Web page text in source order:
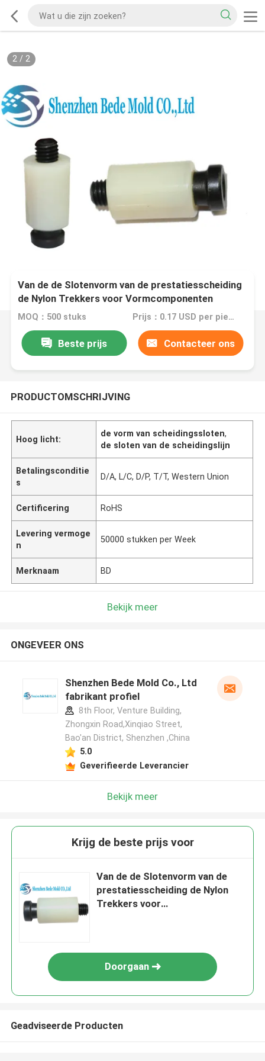
2/ 2
Van de de Slotenvorm van de prestatiesscheiding
de Nylon Trekkers voor Vormcomponenten
MOQ：500 stuks Prijs：0.17 USD per piece
Beste prijs Contacteer ons
PRODUCTOMSCHRIJVING
Hoog licht:
de vorm van scheidingssloten,
de sloten van de scheidingslijn
Betalingsconditie
s
D/A, L/C, D/P, T/T, Western Union
Certificering RoHS
Levering vermoge
n
50000 stukken per Week
Merknaam BD
Bekijk meer
ONGEVEER ONS
Shenzhen Bede Mold Co., Ltd
fabrikant profiel
8th Floor, Venture Building,
Zhongxin Road,Xinqiao Street,
Bao'an District, Shenzhen ,China
5.0
Geverifieerde Leverancier
Bekijk meer
Krijg de beste prijs voor
Van de de Slotenvorm van de
prestatiesscheiding de Nylon
Trekkers voor
Doorgaan
Geadviseerde Producten